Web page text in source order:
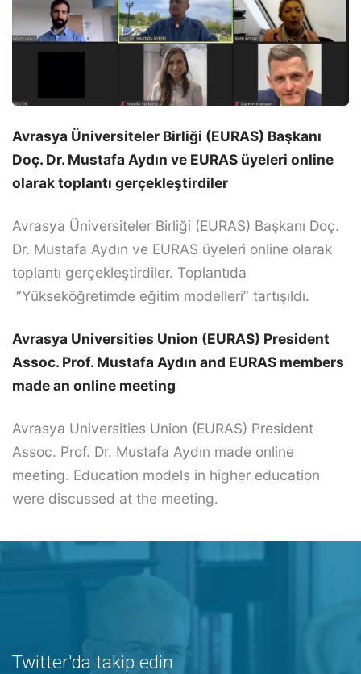
Avrasya Üniversiteler Birliği (EURAS) Başkanı
Doç. Dr. Mustafa Aydın ve EURAS üyeleri online
olarak toplantı gerçekleştirdiler
Avrasya Üniversiteler Birliği (EURAS) Başkanı Doç.
Dr. Mustafa Aydın ve EURAS üyeleri online olarak
toplantı gerçekleştirdiler. Toplantıda
“Yükseköğretimde eğitim modelleri” tartışıldı.
Avrasya Universities Union (EURAS) President
Assoc. Prof. Mustafa Aydın and EURAS members
made an online meeting
Avrasya Universities Union (EURAS) President
Assoc. Prof. Dr. Mustafa Aydın made online
meeting. Education models in higher education
were discussed at the meeting.
Twitter'da takip edin